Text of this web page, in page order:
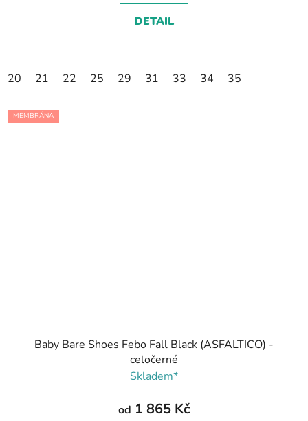
DETAIL
20 21 22 25 29 31 33 34 35
MEMBRÁNA
Baby Bare Shoes Febo Fall Black (ASFALTICO) -
celočerné
Skladem*
od 1 865 Kč